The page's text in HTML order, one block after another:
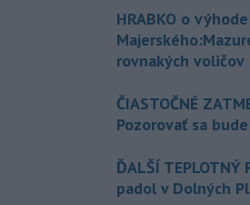
HRABKO o výhode
rovnakých voličov
ČIASTOČNÉ
Pozorovať sa
ĎALŠÍ TEPLOTNÝ
padol v Dolných